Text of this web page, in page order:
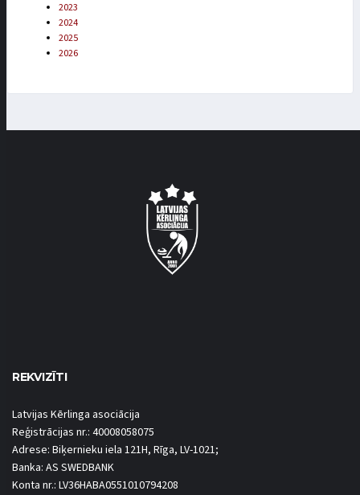
2023
2024
2025
2026
REKVIZĪTI
Latvijas Kērlinga asociācija
Reģistrācijas nr.: 40008058075
Adrese: Biķernieku iela 121H, Rīga, LV-1021;
Banka: AS SWEDBANK
Konta nr.: LV36HABA0551010794208